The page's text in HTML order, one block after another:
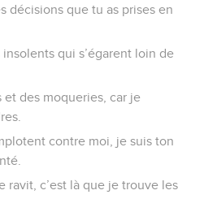
décisions que tu as prises en
qui s’égarent loin de
des moqueries, car je
contre moi, je suis ton
ravit, c’est là que je trouve les